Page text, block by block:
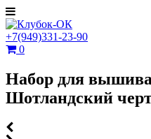
+7(949)331-23-90
0
Набор для
Шотландский